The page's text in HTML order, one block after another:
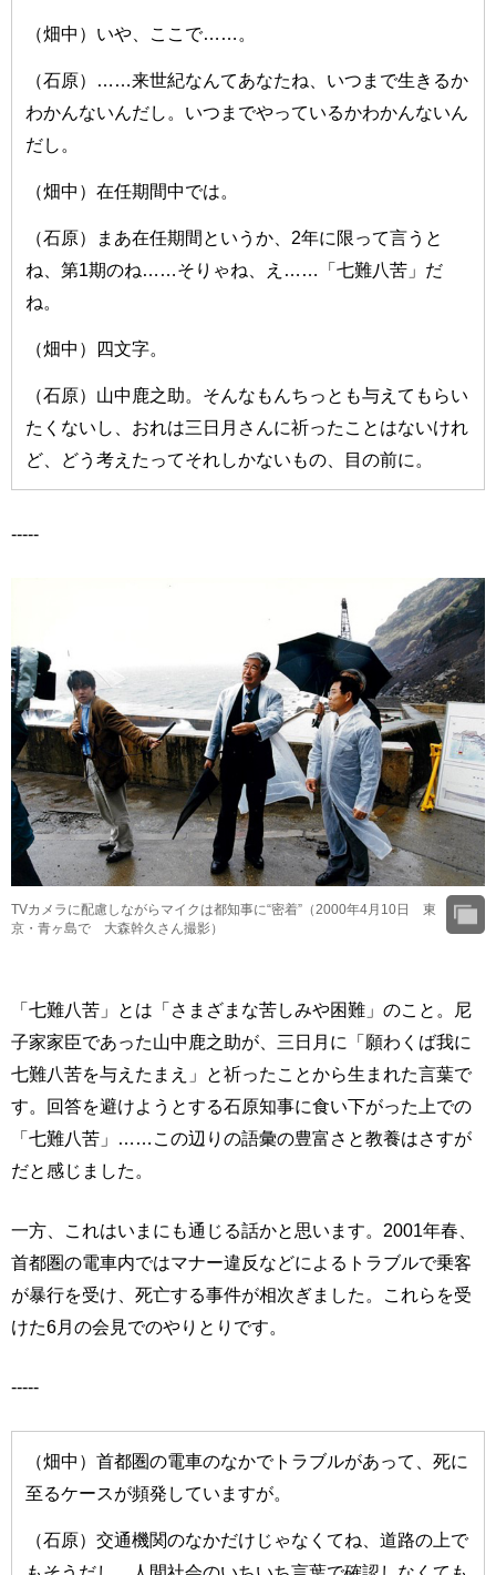
（畑中）いや、ここで……。
（石原）……来世紀なんてあなたね、いつまで生きるか
わかんないんだし。いつまでやっているかわかんないん
だし。
（畑中）在任期間中では。
（石原）まあ在任期間というか、2年に限って言うと
ね、第1期のね……そりゃね、え……「七難八苦」だ
ね。
（畑中）四文字。
（石原）山中鹿之助。そんなもんちっとも与えてもらい
たくないし、おれは三日月さんに祈ったことはないけれ
ど、どう考えたってそれしかないもの、目の前に。
-----
TVカメラに配慮しながらマイクは都知事に“密着”（2000年4月10日 東
京・青ヶ島で 大森幹久さん撮影）
「七難八苦」とは「さまざまな苦しみや困難」のこと。尼
子家家臣であった山中鹿之助が、三日月に「願わくば我に
七難八苦を与えたまえ」と祈ったことから生まれた言葉で
す。回答を避けようとする石原知事に食い下がった上での
「七難八苦」……この辺りの語彙の豊富さと教養はさすが
だと感じました。
一方、これはいまにも通じる話かと思います。2001年春、
首都圏の電車内ではマナー違反などによるトラブルで乗客
が暴行を受け、死亡する事件が相次ぎました。これらを受
けた6月の会見でのやりとりです。
-----
（畑中）首都圏の電車のなかでトラブルがあって、死に
至るケースが頻発していますが。
（石原）交通機関のなかだけじゃなくてね、道路の上で